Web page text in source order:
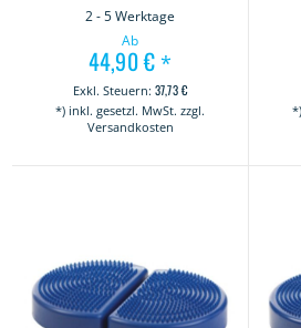
2 - 5 Werktage
Ab
44,90 €*
37,73 €
*) inkl. gesetzl. MwSt. zzgl.
Versandkosten